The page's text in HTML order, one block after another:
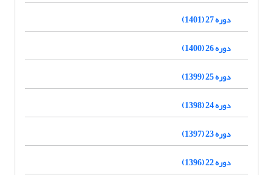
دوره 27 (1401)
دوره 26 (1400)
دوره 25 (1399)
دوره 24 (1398)
دوره 23 (1397)
دوره 22 (1396)